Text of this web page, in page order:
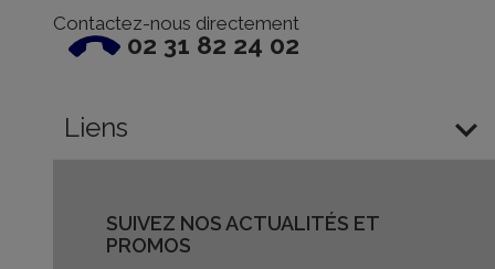
Contactez-nous directement
02 31 82 24 02
Liens 
SUIVEZ NOS ACTUALITÉS ET
PROMOS